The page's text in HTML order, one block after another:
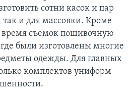
сотни касок и пар
так и для массовки. Кроме
время съемок пошивочную
были изготовлены многие
одежды. Для главных
комплектов униформ